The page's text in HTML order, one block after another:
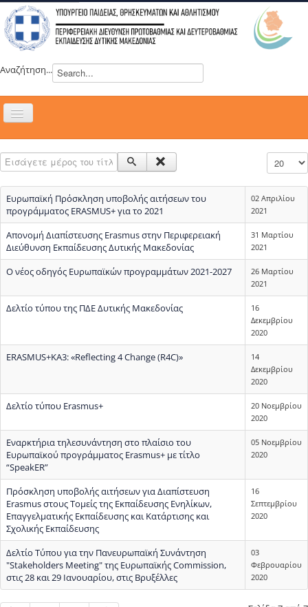
Αναζήτηση...
Εναλλαγή
ΝΕΑ
ΣΥΜΒΟΥΛΙΑ
ΕΥΡΩΠΑΪΚΑ ΠΡΟΓΡΑΜΜΑΤΑ
ΜΑΘΗΤΕΙΑ
ΔΡΑΣΕΙΣ
ΕΠΙΚΟΙΝΩΝΙΑ
ΕΞ ΑΠΟΣΤΑΣΕΩΣ ΕΚΠΑΙΔΕΥΣΗ
Εισάγετε μέρος του τίτλου.
Ευρωπαϊκή Πρόσκληση υποβολής αιτήσεων του
προγράμματος ERASMUS+ για το 2021
02 Απριλίου
2021
Απονομή Διαπίστευσης Erasmus στην Περιφερειακή
Διεύθυνση Εκπαίδευσης Δυτικής Μακεδονίας
31 Μαρτίου
2021
Ο νέος οδηγός Ευρωπαϊκών προγραμμάτων 2021-2027
26 Μαρτίου
2021
Δελτίο τύπου της ΠΔΕ Δυτικής Μακεδονίας
16
Δεκεμβρίου
2020
ERASMUS+KA3: «Reflecting 4 Change (R4C)»
14
Δεκεμβρίου
2020
Δελτίο τύπου Erasmus+
20 Νοεμβρίου
2020
Εναρκτήρια τηλεσυνάντηση στο πλαίσιο του
Ευρωπαϊκού προγράμματος Erasmus+ με τίτλο
“SpeakER”
05 Νοεμβρίου
2020
Πρόσκληση υποβολής αιτήσεων για Διαπίστευση
Erasmus στους Τομείς της Εκπαίδευσης Ενηλίκων,
Επαγγελματικής Εκπαίδευσης και Κατάρτισης και
Σχολικής Εκπαίδευσης
16
Σεπτεμβρίου
2020
Δελτίο Τύπου για την Πανευρωπαϊκή Συνάντηση
"Stakeholders Meeting" της Ευρωπαϊκής Commission,
στις 28 και 29 Ιανουαρίου, στις Βρυξέλλες
03
Φεβρουαρίου
2020